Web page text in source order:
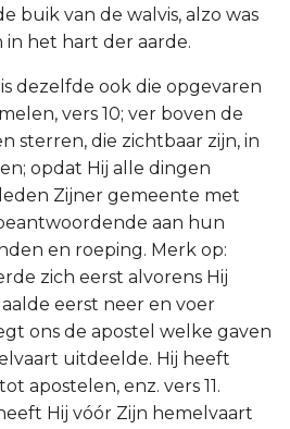
buik van de walvis, alzo was
in het hart der aarde.
dezelfde ook die opgevaren
vers 10; ver boven de
sterren, die zichtbaar zijn, in
opdat Hij alle dingen
Zijner gemeente met
aan hun
en roeping. Merk op:
zich eerst alvorens Hij
eerst neer en voer
ons de apostel welke gaven
uitdeelde. Hij heeft
apostelen, enz. vers 11.
Hij vóór Zijn hemelvaart